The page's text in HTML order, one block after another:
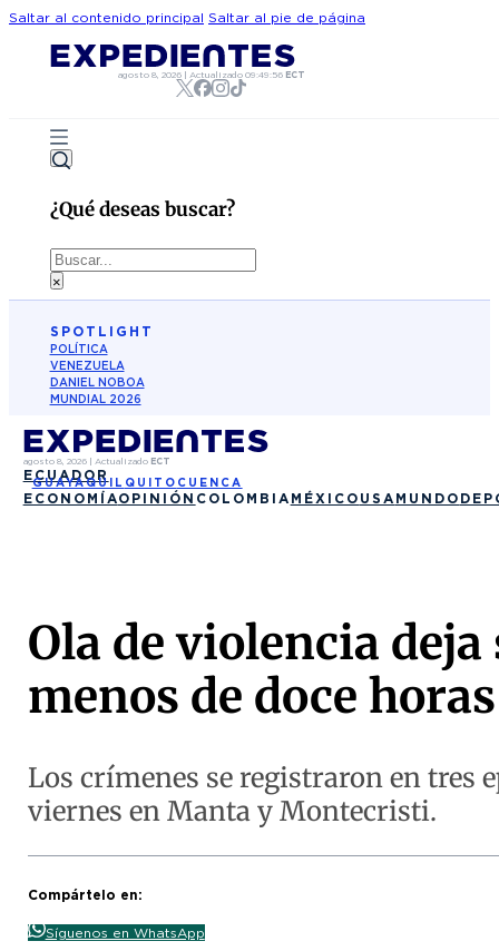
Saltar al contenido principal Saltar al pie de página
agosto 8, 2026 |Actualizado09:49:56 ECT
¿Qué deseas buscar?
Buscar
×
SPOTLIGHT
POLÍTICA
VENEZUELA
DANIEL NOBOA
MUNDIAL 2026
agosto 8, 2026| Actualizado ECT
ECUADOR
GUAYAQUIL QUITO CUENCA
ECONOMÍAOPINIÓN COLOMBIA MÉXICO USA MUNDO
Ola de violencia
menos de doce horas
Los crímenes se registraron en tres
viernes en Manta y Montecristi.
Compártelo en:
Síguenos en WhatsApp